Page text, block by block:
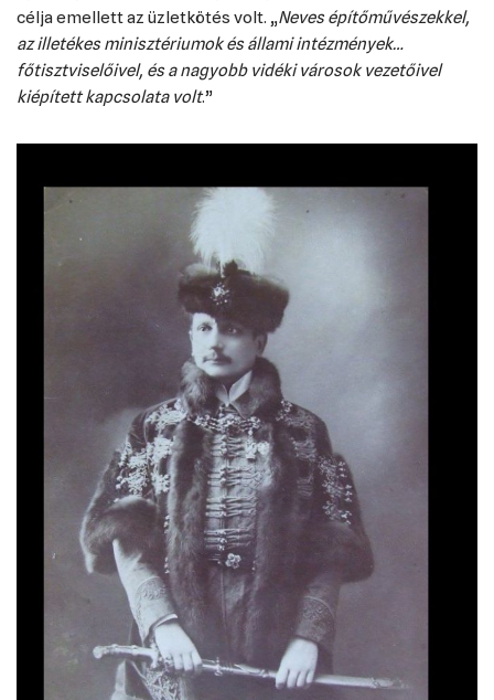
célja emellett az üzletkötés volt. „Neves építőművészekkel,
az illetékes minisztériumok és állami intézmények…
főtisztviselőivel, és a nagyobb vidéki városok vezetőivel
kiépített kapcsolata volt.”